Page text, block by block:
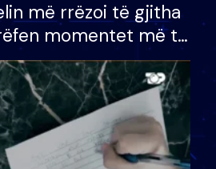
më rrëzoi të gjitha
momentet më të
e BB VIP: Do më
mëngjesit kur…